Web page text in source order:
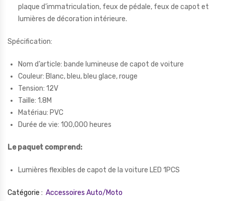
plaque d’immatriculation, feux de pédale, feux de capot et
lumières de décoration intérieure.
Spécification:
Nom d’article: bande lumineuse de capot de voiture
Couleur: Blanc, bleu, bleu glace, rouge
Tension: 12V
Taille: 1.8M
Matériau: PVC
Durée de vie: 100,000 heures
Le paquet comprend:
Lumières flexibles de capot de la voiture LED 1PCS
Catégorie : Accessoires Auto/Moto